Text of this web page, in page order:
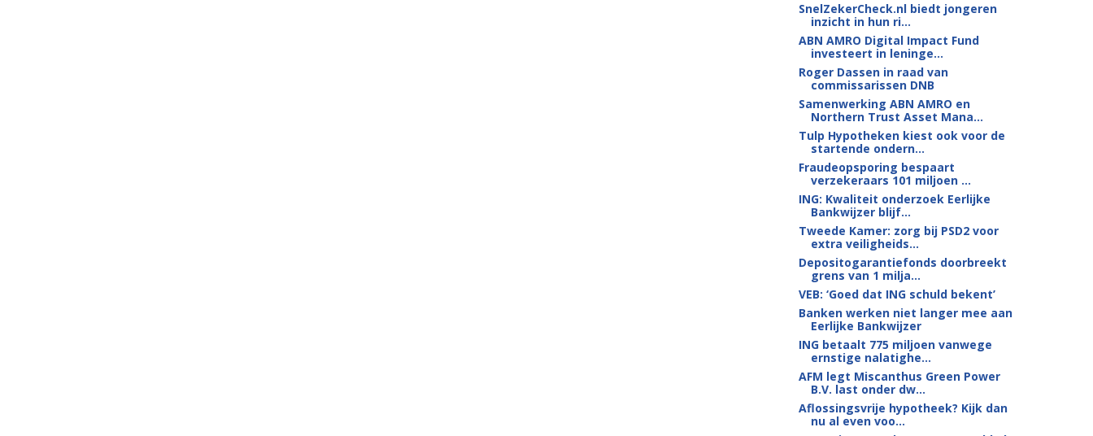
SnelZekerCheck.nl biedt jongeren
inzicht in hun ri...
ABN AMRO Digital Impact Fund
investeert in leninge...
Roger Dassen in raad van
commissarissen DNB
Samenwerking ABN AMRO en
Northern Trust Asset Mana...
Tulp Hypotheken kiest ook voor de
startende ondern...
Fraudeopsporing bespaart
verzekeraars 101 miljoen ...
ING: Kwaliteit onderzoek Eerlijke
Bankwijzer blijf...
Tweede Kamer: zorg bij PSD2 voor
extra veiligheids...
Depositogarantiefonds doorbreekt
grens van 1 milja...
VEB: ‘Goed dat ING schuld bekent’
Banken werken niet langer mee aan
Eerlijke Bankwijzer
ING betaalt 775 miljoen vanwege
ernstige nalatighe...
AFM legt Miscanthus Green Power
B.V. last onder dw...
Aflossingsvrije hypotheek? Kijk dan
nu al even voo...